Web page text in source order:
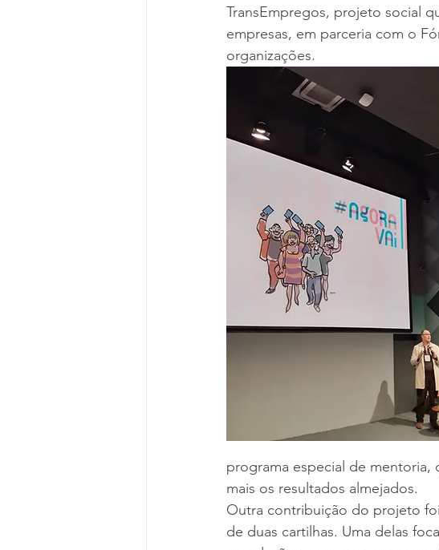
TransEmpregos, projeto social
empresas, em parceria com o
organizações.
programa especial de mentoria,
mais os resultados almejados.
Outra contribuição do projeto
de duas cartilhas. Uma delas